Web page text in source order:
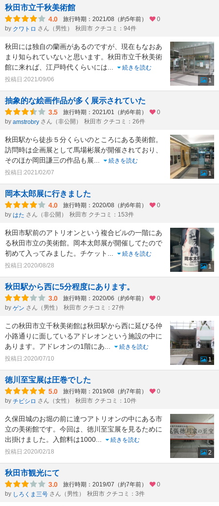
秋田市立千秋美術館
4.0 旅行時期：2021/08（約5年前）
0
by クワトロ さん（男性） 秋田市 クチコミ：94件
秋田には独自の蘭画があるのですが、現在もなおあ
まり知られていないと思います。秋田市立千秋美術
館に来れば、江戸時代くらいには...
続きを読む
投稿日:2021/09/06
1
抽象的な絵画作品が多く展示されていた
3.5 旅行時期：2021/01（約6年前）
0
by amstrobry さん（非公開） 秋田市 クチコミ：26件
秋田駅から徒歩５分くらいのところにある美術館。
訪問時は企画展として馬場彬展が開催されており、
そのほか岡田謙三の作品も展...
続きを読む
投稿日:2021/02/07
1
岡本太郎展に行きました
4.0 旅行時期：2020/08（約6年前）
0
by はた さん（非公開） 秋田市 クチコミ：153件
秋田市駅前のアトリオンという複合ビルの一階にあ
る秋田市立の美術館。岡本太郎展が開催してたので
初めて入ってみました。チケット ...
続きを読む
投稿日:2020/08/28
1
秋田駅から西に5分程度にあります。
3.0 旅行時期：2020/06（約6年前）
0
by ゲン さん（男性） 秋田市 クチコミ：27件
この秋田市立千秋美術館は秋田駅から西に延びる仲
小路通りに面しているアドレオンという施設の中に
あります。アドレオンの1階にあ...
続きを読む
投稿日:2020/07/10
1
徳川至宝展は圧巻でした
5.0 旅行時期：2019/08（約7年前）
0
by チビシロ さん（女性） 秋田市 クチコミ：10件
久保田城のお堀の前に達つアトリオンの中にある市
立の美術館です。今回は、徳川至宝展を見るために
出掛けました。入館料は1000...
続きを読む
投稿日:2020/02/18
2
秋田市観光にて
3.0 旅行時期：2019/07（約7年前）
0
by しろくま三号 さん（男性） 秋田市 クチコミ：3件